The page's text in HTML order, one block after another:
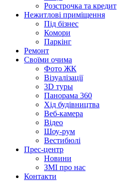
Розстрочка та кредит
Нежитлові приміщення
Під бізнес
Комори
Паркінг
Ремонт
Своїми очима
Фото ЖК
Візуалізації
3D туры
Панорама 360
Хід будівництва
Веб-камера
Відео
Шоу-рум
Вестибюлі
Прес-центр
Новини
ЗМІ про нас
Контакти